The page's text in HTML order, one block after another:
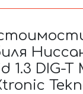
1.3 DIG-T